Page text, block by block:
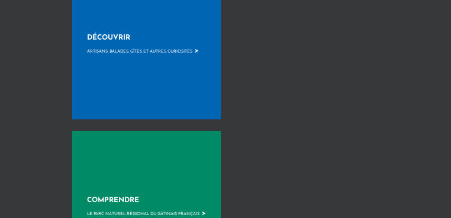
DÉCOUVRIR
ARTISANS, BALADES, GÎTES ET AUTRES CURIOSITÉS >
COMPRENDRE
LE PARC NATUREL RÉGIONAL DU GÂTINAIS FRANÇAIS >